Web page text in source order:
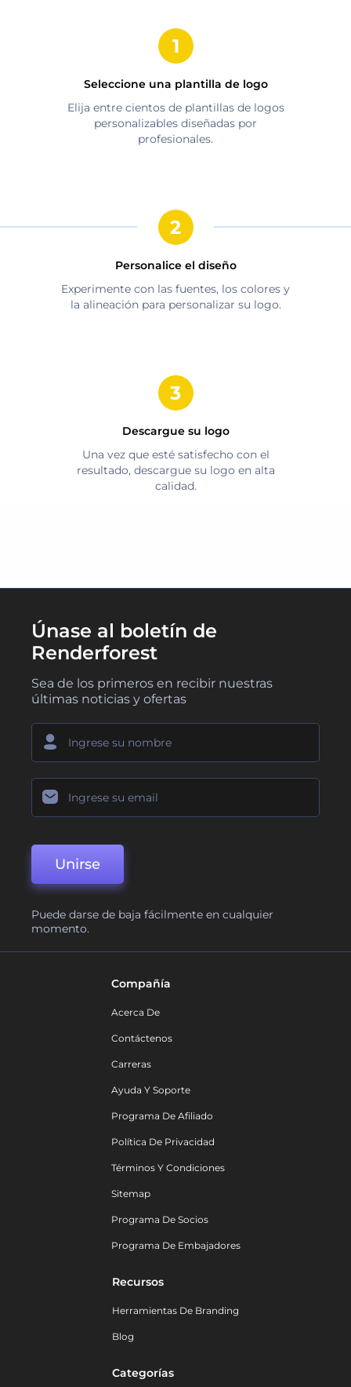
Seleccione una plantilla de logo
Elija entre cientos de plantillas de logos
personalizables diseñadas por
profesionales.
Personalice el diseño
Experimente con las fuentes, los colores y
la alineación para personalizar su logo.
Descargue su logo
Una vez que esté satisfecho con el
resultado, descargue su logo en alta
calidad.
Únase al boletín de
Renderforest
Sea de los primeros en recibir nuestras
últimas noticias y ofertas
Unirse
Puede darse de baja fácilmente en cualquier
momento.
Compañía
Acerca De
Contáctenos
Carreras
Ayuda Y Soporte
Programa De Afiliado
Política De Privacidad
Términos Y Condiciones
Sitemap
Programa De Socios
Programa De Embajadores
Recursos
Herramientas De Branding
Blog
Categorías